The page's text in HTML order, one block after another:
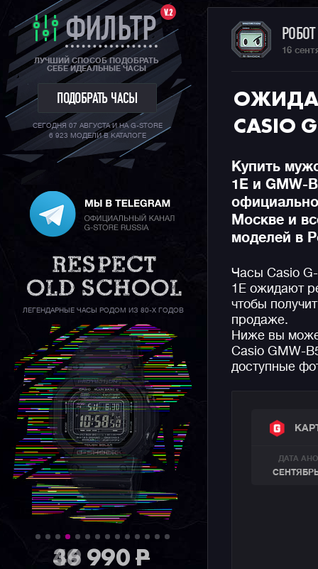
V.2
ФИЛЬТР
ЛУЧШИЙ СПОСОБ ПОДОБРАТЬ
СЕБЕ ИДЕАЛЬНЫЕ ЧАСЫ
ПОДОБРАТЬ ЧАСЫ
СЕГОДНЯ 07 АВГУСТА И НА G-STORE
6 923 МОДЕЛИ В КАТАЛОГЕ
ЛЕГЕНДАРНЫЕ ЧАСЫ РОДОМ ИЗ 80-Х ГОДОВ
36 990P
16
CASIO
Купить
1E и GMW-
Москве и
моделей в
Часы Casio
1E ожидают
чтобы
продаже.
Ниже вы
Casio GMW-
доступные
ДАТА